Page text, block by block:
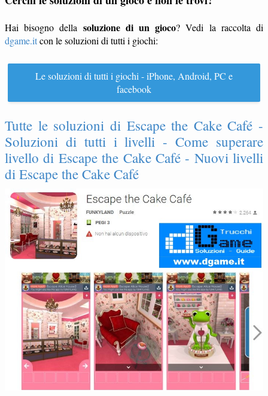
Hai bisogno della soluzione di un gioco? Vedi la raccolta di
dgame.itcon le soluzioni di tutti i giochi:
Le soluzioni di tutti i giochi - iPhone, Android, PC e
facebook
Tutte le soluzioni di Escape the Cake Café -
Soluzioni di tutti i livelli - Come superare
livello di Escape the Cake Café - Nuovi livelli
di Escape the Cake Café